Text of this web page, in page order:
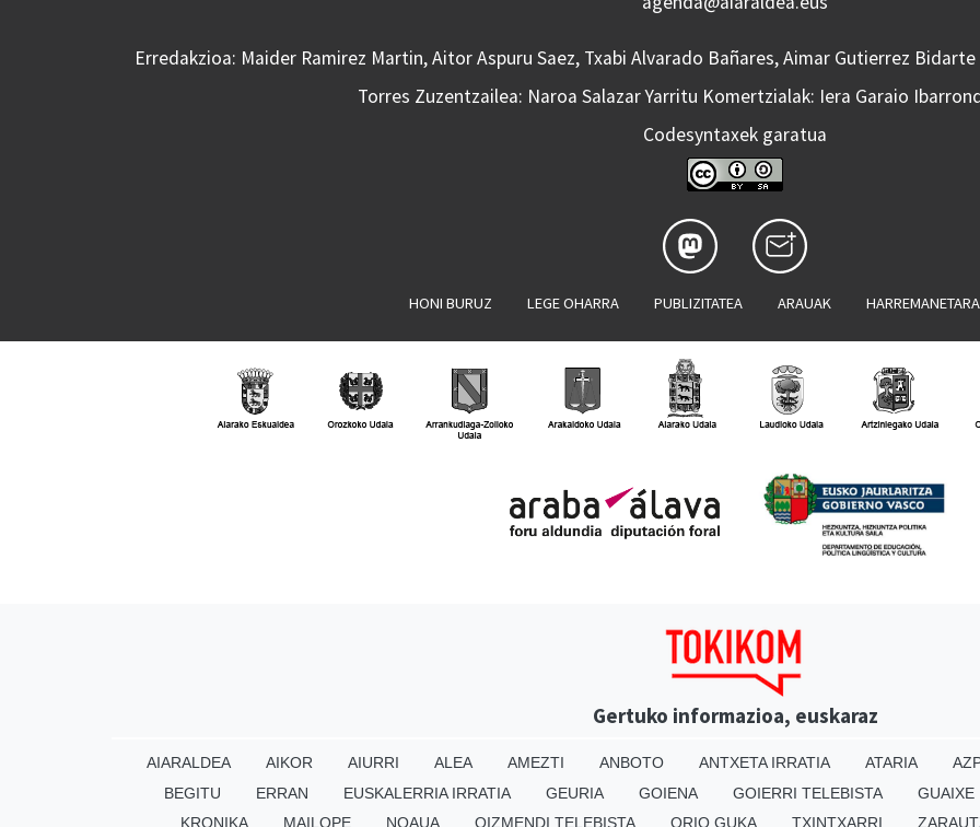
Erredakzioa: Maider Ramirez Martin, Aitor Aspuru Saez, Txabi Alvarado Bañares, Aimar Gutierrez
Torres Zuzentzailea: Naroa Salazar Yarritu Komertzialak: Iera Garaio
Codesyntaxek garatua
HONI BURUZ LEGE OHARRA PUBLIZITATEA ARAUAK
Gertuko informazioa, euskaraz
AIARALDEA AIKOR AIURRI ALEA AMEZTI ANBOTO ANTXETA IRRATIA ATARIA
BEGITU
ERRAN EUSKALERRIA IRRATIA GEURIA GOIENA GOIERRI TELEBISTA
GUAIXE
KRONIKA
MAILOPE NOAUA OIZMENDI TELEBISTA ORIO GUKA TXINTXARRI